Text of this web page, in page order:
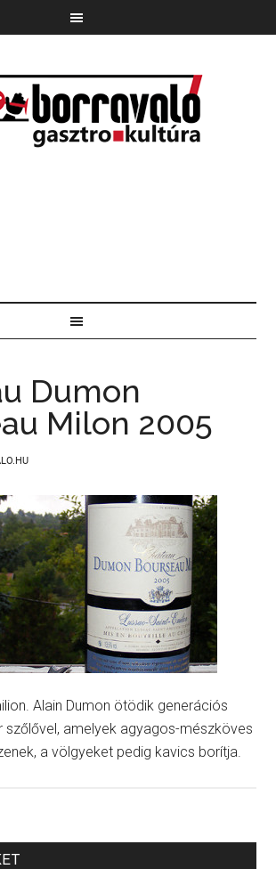
Dumon
Milon 2005
Alain Dumon ötödik generációs
szőlővel, amelyek agyagos-mészköves
a völgyeket pedig kavics borítja.